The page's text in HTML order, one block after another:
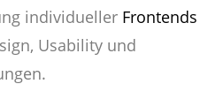
individueller Frontends
Usability und